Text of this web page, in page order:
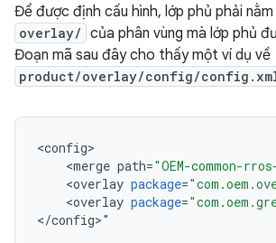
Để được định cấu hình, lớp phủ phải
overlay/ của phân vùng mà lớp phủ
Đoạn mã sau đây cho thấy một ví dụ về
product/overlay/config/
<config
<merge path="OEM-common-
<overlay package=
<overlay package=
</config>"